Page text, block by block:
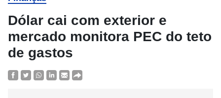
Dólar cai com exterior e
mercado monitora PEC do teto
de gastos